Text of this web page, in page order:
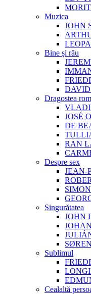
Muzica
JOHN
Bine și rău
DAVID
Dragostea
JOSÉ
DE
RAN
Despre sex
JEAN-
Singurătatea
JOHN
Sublimul
Cealaltă